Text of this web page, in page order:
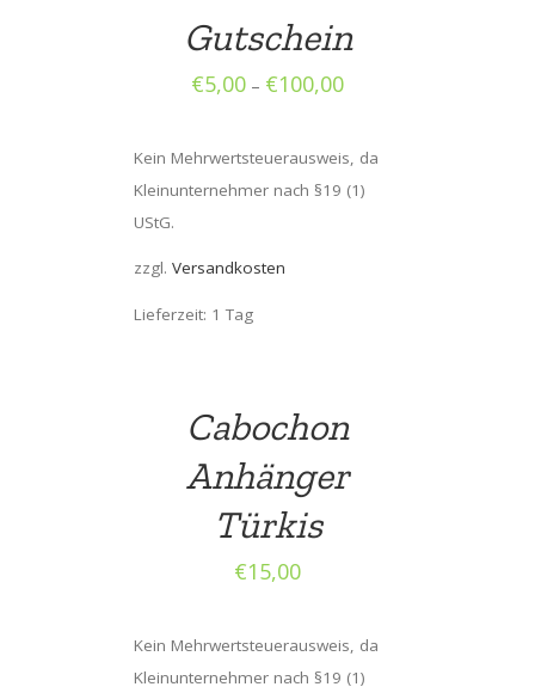
Gutschein
€5,00 – €100,00
Kein Mehrwertsteuerausweis, da
Kleinunternehmer nach §19 (1)
UStG.
zzgl. Versandkosten
Lieferzeit: 1 Tag
Cabochon
Anhänger
Türkis
€15,00
Kein Mehrwertsteuerausweis, da
Kleinunternehmer nach §19 (1)